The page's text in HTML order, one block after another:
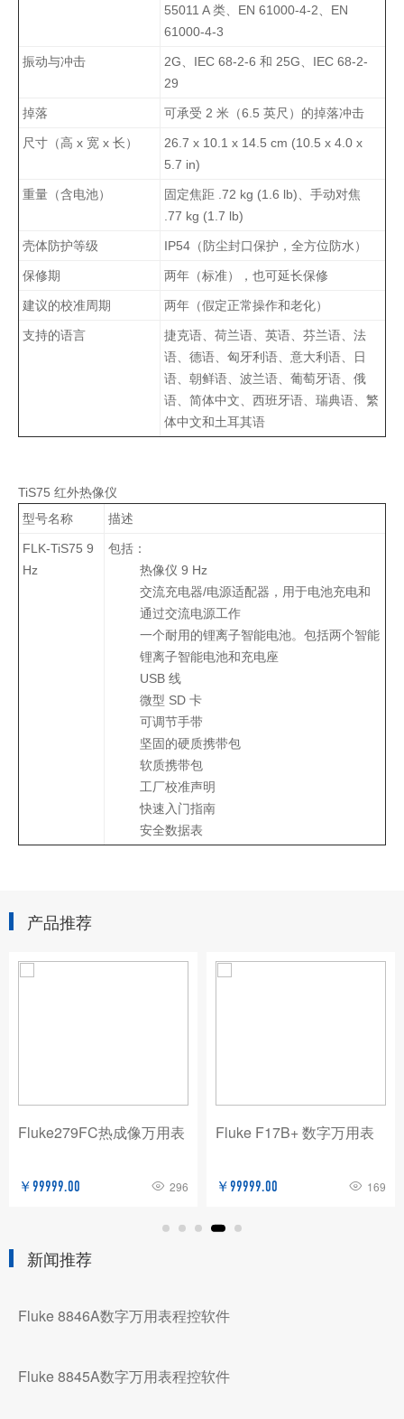
55011 A 类、EN 61000-4-2、EN
61000-4-3
振动与冲击
2G、IEC 68-2-6 和 25G、IEC 68-2-
29
掉落 可承受 2 米（6.5 英尺）的掉落冲击
尺寸（高 x 宽 x 长）
26.7 x 10.1 x 14.5 cm (10.5 x 4.0 x
5.7 in)
重量（含电池）
固定焦距 .72 kg (1.6 lb)、手动对焦
.77 kg (1.7 lb)
壳体防护等级 IP54（防尘封口保护，全方位防水）
保修期 两年（标准），也可延长保修
建议的校准周期 两年（假定正常操作和老化）
支持的语言
捷克语、荷兰语、英语、芬兰语、法
语、德语、匈牙利语、意大利语、日
语、朝鲜语、波兰语、葡萄牙语、俄
语、简体中文、西班牙语、瑞典语、繁
体中文和土耳其语
TiS75 红外热像仪
型号名称
描述
FLK-TiS75 9
Hz
包括：
热像仪 9 Hz
交流充电器/电源适配器，用于电池充电和
通过交流电源工作
一个耐用的锂离子智能电池。包括两个智能
锂离子智能电池和充电座
USB 线
微型 SD 卡
可调节手带
坚固的硬质携带包
软质携带包
工厂校准声明
快速入门指南
安全数据表
产品推荐
Fluke279FC热成像万用表
￥99999.00 296
Fluke F17B+ 数字万用表
￥99999.00 169
新闻推荐
Fluke 8846A数字万用表程控软件
Fluke 8845A数字万用表程控软件